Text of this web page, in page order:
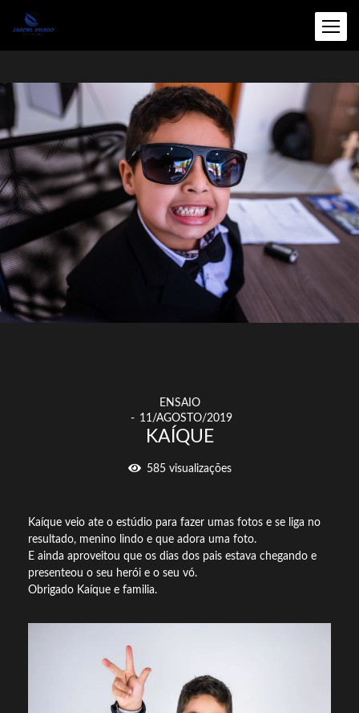
ENSAIO
11/AGOSTO/2019
KAÍQUE
585visualizações
Kaíque veio ate o estúdio para fazer umas fotos e se liga no
resultado, menino lindo e que adora uma foto.
E ainda aproveitou que os dias dos pais estava chegando e
presenteou o seu herói e o seu vó.
Obrigado Kaíque e familia.